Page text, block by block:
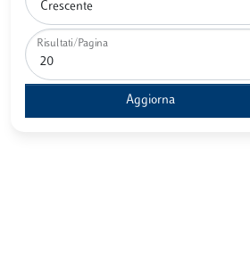
Risultati/Pagina